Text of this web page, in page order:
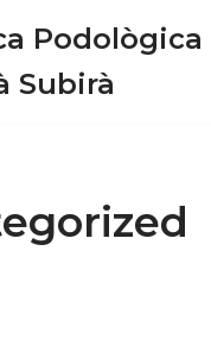
Podològica
Subirà